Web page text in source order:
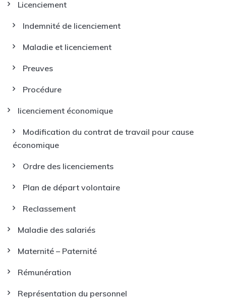
Licenciement
Indemnité de licenciement
Maladie et licenciement
Preuves
Procédure
licenciement économique
Modification du contrat de travail pour cause
économique
Ordre des licenciements
Plan de départ volontaire
Reclassement
Maladie des salariés
Maternité – Paternité
Rémunération
Représentation du personnel